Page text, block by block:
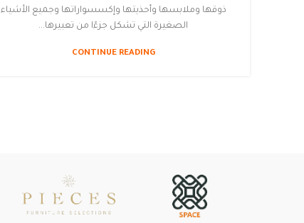
ذوقها وملابسها وأحذيتها وإكسسواراتها وجميع الأشياء
الصغيرة التي تشكل جزءًا من تعبيرها...
CONTINUE READING